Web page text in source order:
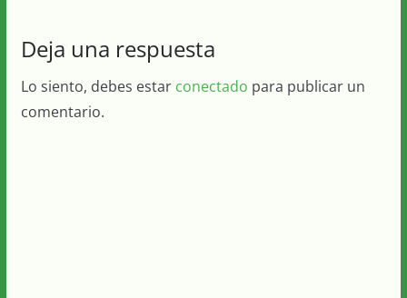
Deja una respuesta
Lo siento, debes estar conectado para publicar un
comentario.